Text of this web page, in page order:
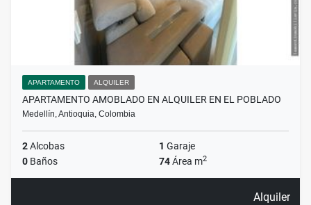
APARTAMENTO ALQUILER
APARTAMENTO AMOBLADO EN ALQUILER EN EL POBLADO
Medellín, Antioquia, Colombia
2Alcobas 1 Garaje
0 Baños 74Área m2
Alquiler